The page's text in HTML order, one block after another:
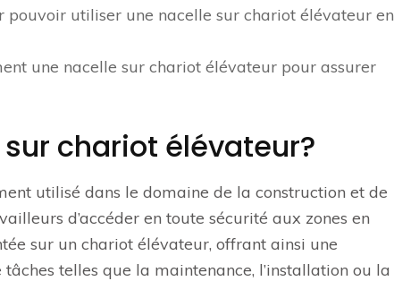
pouvoir utiliser une nacelle sur chariot élévateur en
une nacelle sur chariot élévateur pour assurer
chariot élévateur?
utilisé dans le domaine de la construction et de
d’accéder en toute sécurité aux zones en
sur un chariot élévateur, offrant ainsi une
telles que la maintenance, l’installation ou la